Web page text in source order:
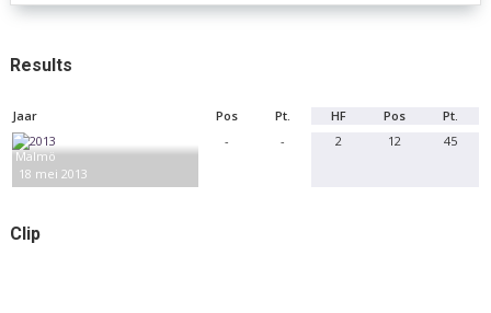
Results
Jaar Pos Pt. HF Pos Pt.
Malmö
18 mei 2013
- - 2 12 45
Clip